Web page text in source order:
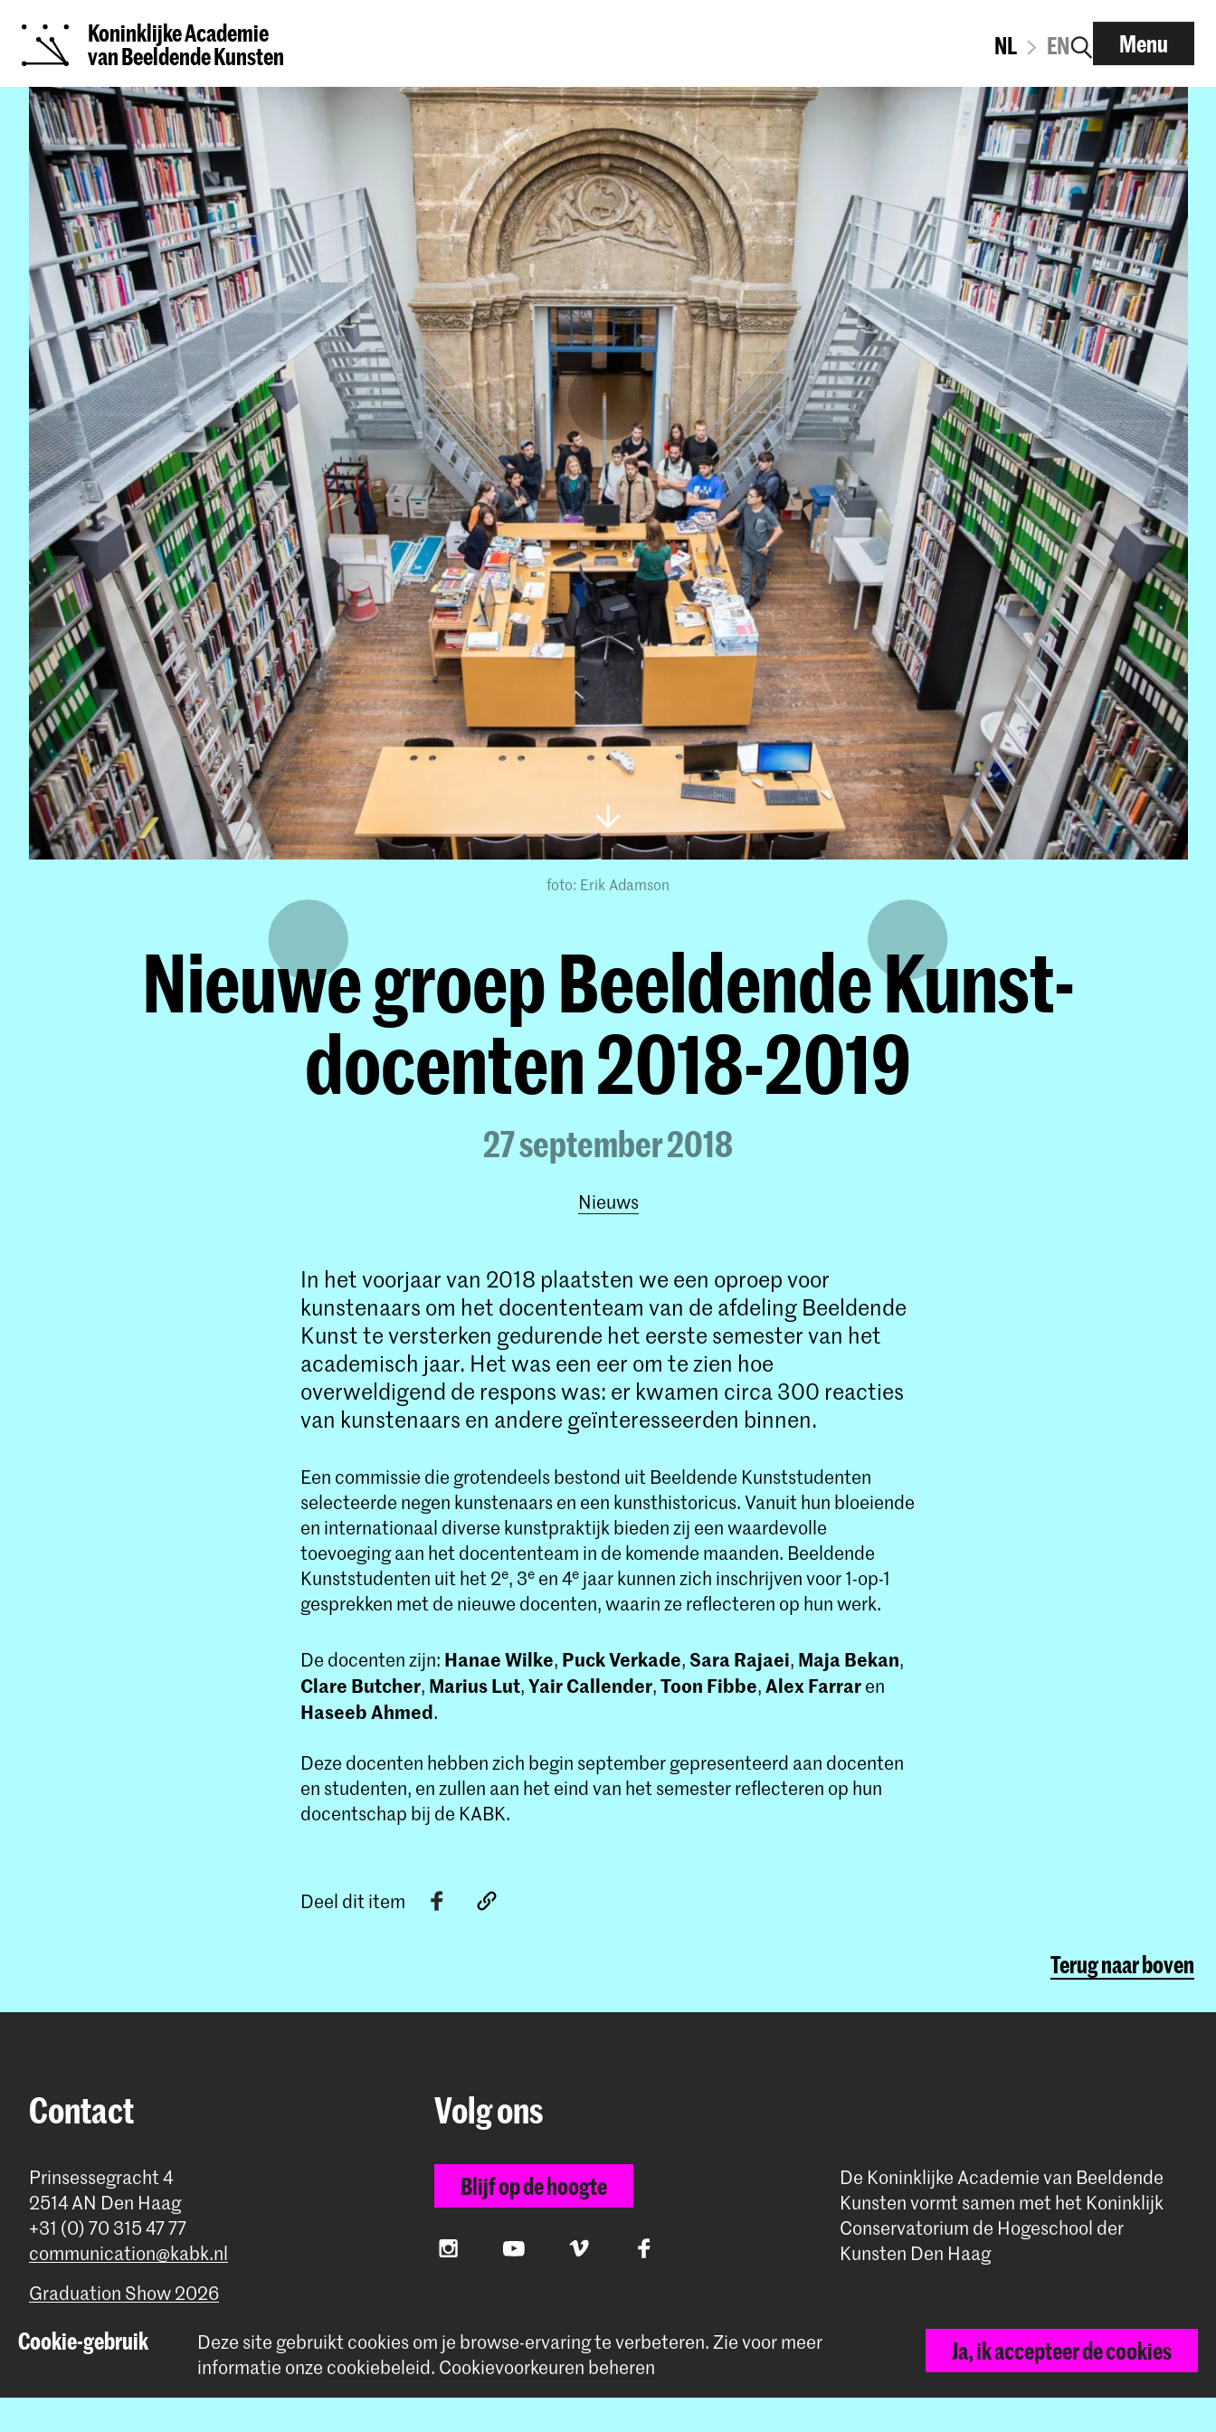
Koninklijke Academie
van Beeldende Kunsten
NL EN Menu
foto: Erik Adamson
Nieuwe groep Beeldende Kunst-
docenten 2018-2019
27 september 2018
Nieuws
In het voorjaar van 2018 plaatsten we een oproep voor
kunstenaars om het docententeam van de afdeling Beeldende
Kunst te versterken gedurende het eerste semester van het
academisch jaar. Het was een eer om te zien hoe
overweldigend de respons was: er kwamen circa 300 reacties
van kunstenaars en andere geïnteresseerden binnen.
Een commissie die grotendeels bestond uit Beeldende Kunststudenten
selecteerde negen kunstenaars en een kunsthistoricus. Vanuit hun bloeiende
en internationaal diverse kunstpraktijk bieden zij een waardevolle
toevoeging aan het docententeam in de komende maanden. Beeldende
Kunststudenten uit het 2e, 3e en 4e jaar kunnen zich inschrijven voor 1-op-1
gesprekken met de nieuwe docenten, waarin ze reflecteren op hun werk.
De docenten zijn: Hanae Wilke, Puck Verkade, Sara Rajaei, Maja Bekan,
Clare Butcher, Marius Lut,Yair Callender,Toon Fibbe,Alex Farraren
Haseeb Ahmed.
Deze docenten hebben zich begin september gepresenteerd aan docenten
en studenten, en zullen aan het eind van het semester reflecteren op hun
docentschap bij de KABK.
Deel dit item
Terug naar boven
Contact
Prinsessegracht 4
2514 AN Den Haag
+31 (0) 70 315 47 77
communication@kabk.nl
Graduation Show 2026
Werken bij de KABK
Volg ons
Blijf op de hoogte
InstagramYouTube Vimeo Facebook
De Koninklijke Academie van Beeldende
Kunsten vormt samen met het Koninklijk
Conservatorium de Hogeschool der
Kunsten Den Haag
Cookie-gebruik Deze site gebruikt cookies om je browse-ervaring te verbeteren.Zie voor meer
informatie onze cookiebeleid. Cookievoorkeuren beheren
Ja, ik accepteer de cookies